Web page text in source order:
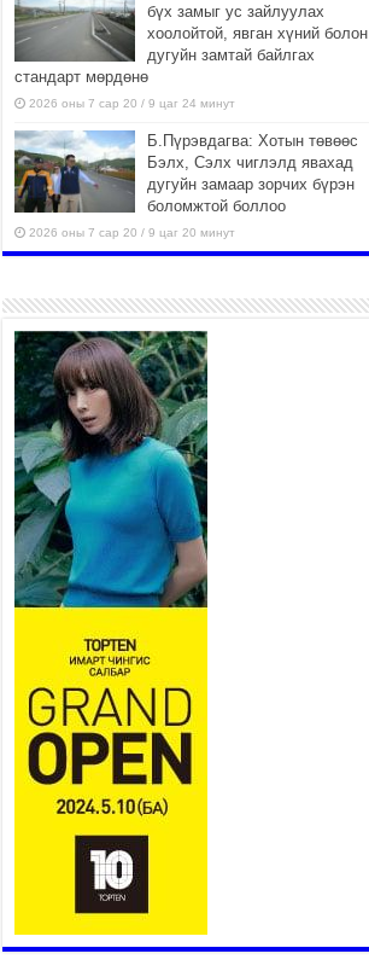
бүх замыг ус зайлуулах
хоолойтой, явган хүний болон
дугуйн замтай байлгах
стандарт мөрдөнө
2026 оны 7 сар 20 / 9 цаг 24 минут
Б.Пүрэвдагва: Хотын төвөөс
Бэлх, Сэлх чиглэлд явахад
дугуйн замаар зорчих бүрэн
боломжтой боллоо
2026 оны 7 сар 20 / 9 цаг 20 минут
шугам хоолойн ажил 80
хувьтай үргэлжилж байна
2026 оны 7 сар 20 / 9 цаг 14 минут
Усархаг аадар бороо орж
байгаа тул аюулгүй байдлаа
хангаж, үер усны аюулаас
сэрэмжлэхийг нийслэлийн
Онцгой байдлын газраас анхааруулж байна
2026 оны 7 сар 20 / 9 цаг 09 минут
311 алба хаагч, 119 техник хэрэгсэлтэй ажиллаж
үер усны аюул, болзошгүй эрсдэлээс сэргийлж
байна
Аяллаа зөв төлөвлөхийг иргэдэд зөвлөж байна
2026 оны 7 сар 16 / 11 цаг 50 минут
Үер усны болзошгүй аюулаас сэргийлж,
холбогдох байгууллагууд өндөржүүлсэн бэлэн
байдалд ажиллаж байна
2026 оны 7 сар 15 / 13 цаг 06 минут
“Дэлхийн адууны өдөр”-т 15000 морьтон оролцож
2026 оны 7 сар 15 / 11 цаг 51 минут
Шагайн харвааны насанд хүрэгчдийн багийн
төрөлд 106 багийн 848 харваач өрсөлдөж,